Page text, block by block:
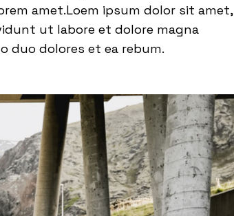
amet.Loem ipsum dolor sit amet,
ut labore et dolore magna
duo dolores et ea rebum.